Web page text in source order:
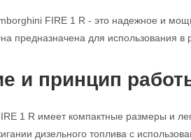
FIRE 1 R - это надежное и
предназначена для использования в
и принцип
1 R имеет компактные размеры и
дизельного топлива с